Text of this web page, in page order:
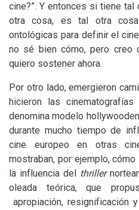
cine?”. Y entonces si tiene
otra cosa, es tal otra
ontológicas para definir el
no sé bien cómo, pero creo
quiero sostener ahora.
Por otro lado, emergieron
hicieron las
denomina modelo
durante mucho tiempo de
cine europeo en otras
mostraban, por ejemplo,
la influencia del thriller
oleada teórica, que
apropiación, resignificación